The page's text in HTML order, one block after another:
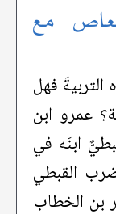
مع
فهل
عمرو ابن
ابنَه في
القبطي
بن الخطاب